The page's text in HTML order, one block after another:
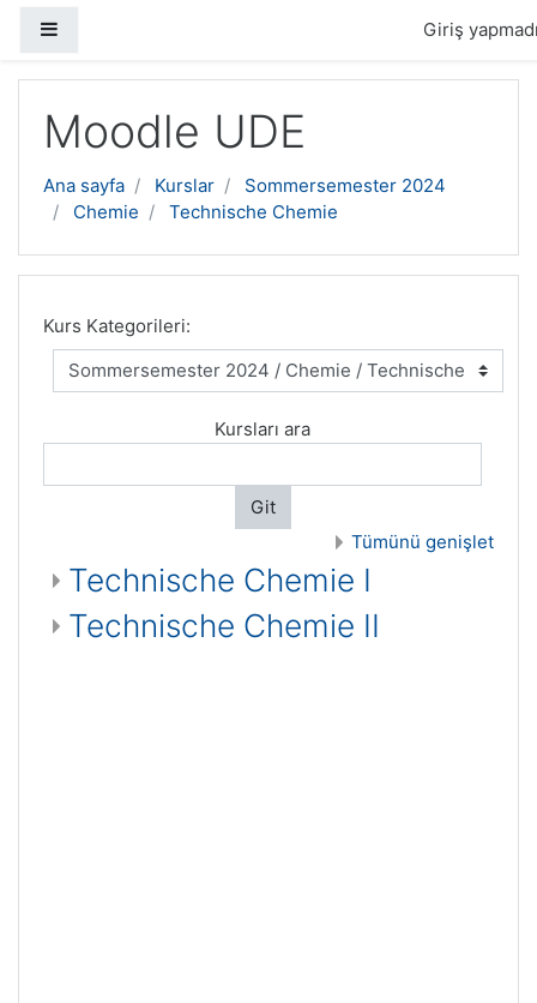
Giriş
Moodle UDE
Ana sayfa Kurslar
Sommersemester 2024
Chemie
Technische Chemie
Kurs Kategorileri:
Kursları ara
Git
Tümünü genişlet
Technische Chemie I
Technische Chemie II